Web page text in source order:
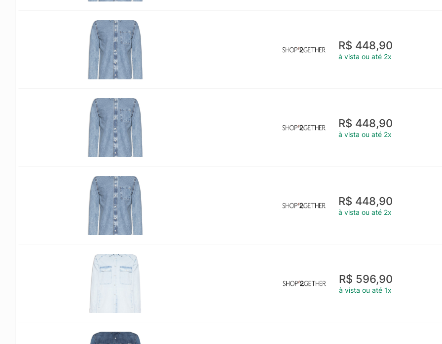
R$ 448,90
à vista ou até 2x
R$ 448,90
à vista ou até 2x
R$ 448,90
à vista ou até 2x
R$ 596,90
à vista ou até 1x